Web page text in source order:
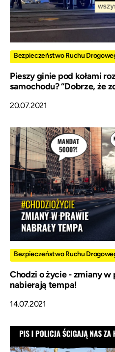
Bezpieczeństwo Ruchu
Pieszy ginie pod kołami
samochodu? “Dobrze, że
20.07.2021
Bezpieczeństwo Ruchu
Chodzi o życie - zmiany
nabierają tempa!
14.07.2021